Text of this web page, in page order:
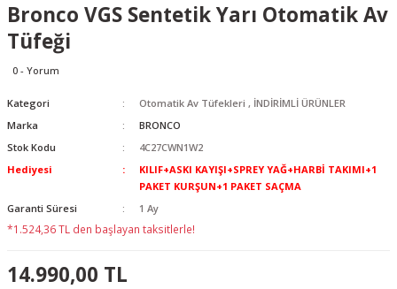
Bronco VGS Sentetik Yarı Otomatik Av
Tüfeği
0 - Yorum
Kategori Otomatik Av Tüfekleri , İNDİRİMLİ ÜRÜNLER
Marka
BRONCO
Stok Kodu
4C27CWN1W2
Hediyesi
KILIF+ASKI KAYIŞI+SPREY YAĞ+HARBİ TAKIMI+1
PAKET KURŞUN+1 PAKET SAÇMA
Garanti Süresi
1 Ay
*1.524,36 TL den başlayan taksitlerle!
14.990,00 TL